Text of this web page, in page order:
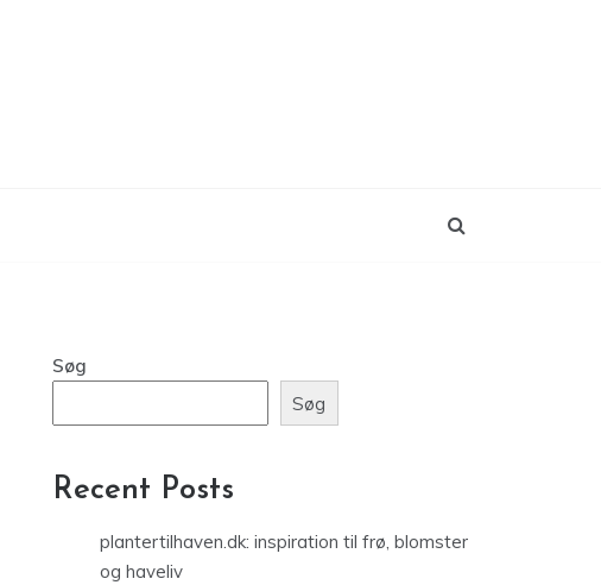
Søg
Søg
Recent Posts
plantertilhaven.dk: inspiration til frø, blomster
og haveliv